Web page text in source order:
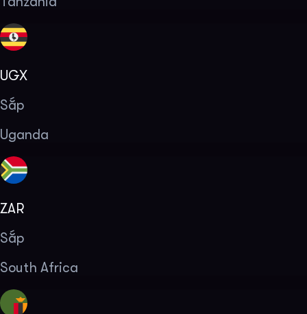
UGX
Sắp
Uganda
ZAR
Sắp
South Africa